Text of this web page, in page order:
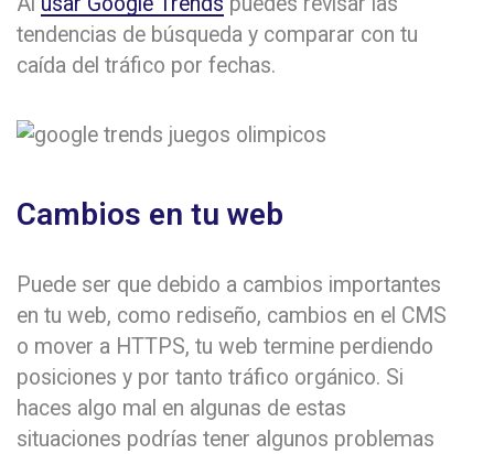
tendencias de búsqueda y comparar con tu
caída del tráfico por fechas.
Cambios en tu web
Puede ser que debido a cambios importantes
en tu web, como rediseño, cambios en el CMS
o mover a HTTPS, tu web termine perdiendo
posiciones y por tanto tráfico orgánico. Si
haces algo mal en algunas de estas
situaciones podrías tener algunos problemas